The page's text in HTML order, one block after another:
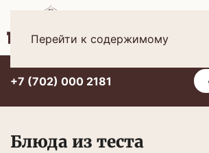
Перейти к содержимому
+7 (702) 000 2181
Блюда из теста